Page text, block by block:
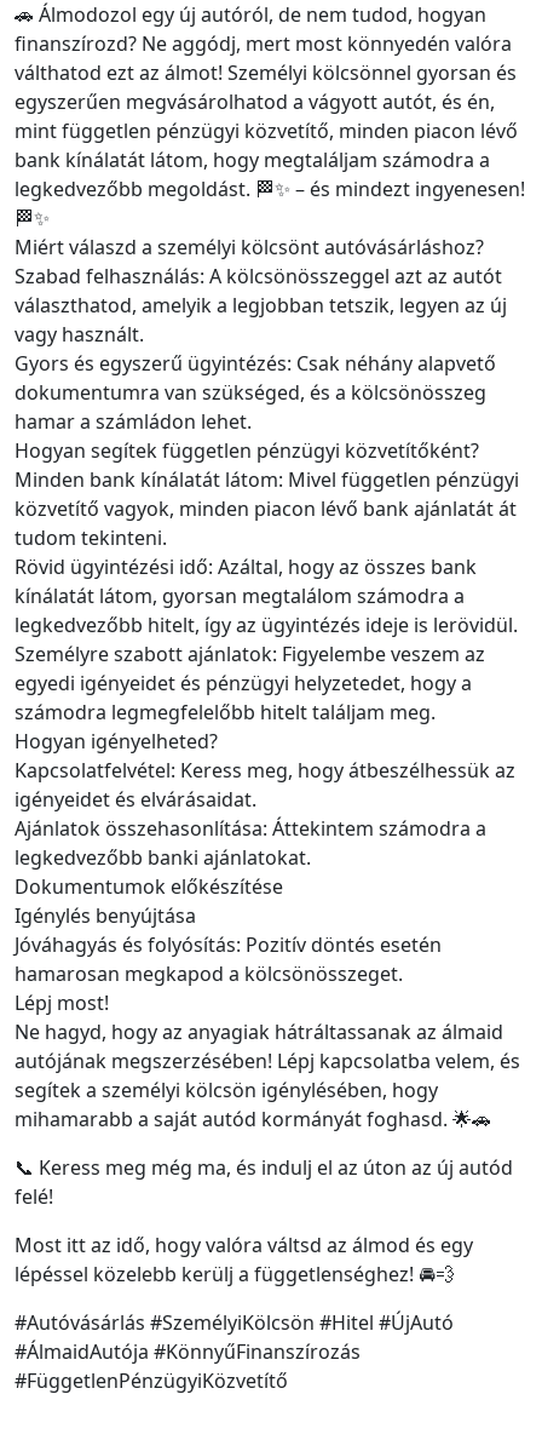
🚗 Álmodozol egy új autóról, de nem tudod, hogyan
finanszírozd? Ne aggódj, mert most könnyedén valóra
válthatod ezt az álmot! Személyi kölcsönnel gyorsan és
egyszerűen megvásárolhatod a vágyott autót, és én,
mint független pénzügyi közvetítő, minden piacon lévő
bank kínálatát látom, hogy megtaláljam számodra a
legkedvezőbb megoldást. 🏁✨ – és mindezt ingyenesen!
🏁✨
Miért válaszd a személyi kölcsönt autóvásárláshoz?
Szabad felhasználás: A kölcsönösszeggel azt az autót
választhatod, amelyik a legjobban tetszik, legyen az új
vagy használt.
Gyors és egyszerű ügyintézés: Csak néhány alapvető
dokumentumra van szükséged, és a kölcsönösszeg
hamar a számládon lehet.
Hogyan segítek független pénzügyi közvetítőként?
Minden bank kínálatát látom: Mivel független pénzügyi
közvetítő vagyok, minden piacon lévő bank ajánlatát át
tudom tekinteni.
Rövid ügyintézési idő: Azáltal, hogy az összes bank
kínálatát látom, gyorsan megtalálom számodra a
legkedvezőbb hitelt, így az ügyintézés ideje is lerövidül.
Személyre szabott ajánlatok: Figyelembe veszem az
egyedi igényeidet és pénzügyi helyzetedet, hogy a
számodra legmegfelelőbb hitelt találjam meg.
Hogyan igényelheted?
Kapcsolatfelvétel: Keress meg, hogy átbeszélhessük az
igényeidet és elvárásaidat.
Ajánlatok összehasonlítása: Áttekintem számodra a
legkedvezőbb banki ajánlatokat.
Dokumentumok előkészítése
Igénylés benyújtása
Jóváhagyás és folyósítás: Pozitív döntés esetén
hamarosan megkapod a kölcsönösszeget.
Lépj most!
Ne hagyd, hogy az anyagiak hátráltassanak az álmaid
autójának megszerzésében! Lépj kapcsolatba velem, és
segítek a személyi kölcsön igénylésében, hogy
mihamarabb a saját autód kormányát foghasd. 🌟🚗
📞 Keress meg még ma, és indulj el az úton az új autód
felé!
Most itt az idő, hogy valóra váltsd az álmod és egy
lépéssel közelebb kerülj a függetlenséghez! 🚘💨
#Autóvásárlás #SzemélyiKölcsön #Hitel #ÚjAutó
#ÁlmaidAutója #KönnyűFinanszírozás
#FüggetlenPénzügyiKözvetítő